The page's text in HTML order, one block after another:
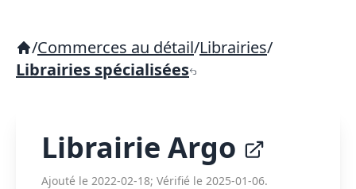
/Commerces au détail/Librairies/
Librairies spécialisées
Librairie Argo
Ajouté le 2022-02-18; Vérifié le 2025-01-06.